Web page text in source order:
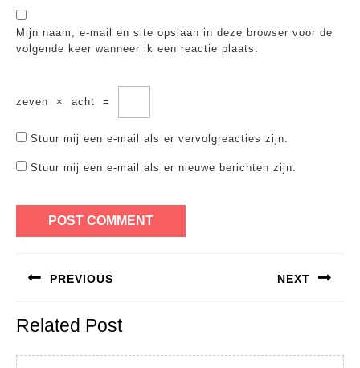
Mijn naam, e-mail en site opslaan in deze browser voor de
volgende keer wanneer ik een reactie plaats.
zeven × acht =
Stuur mij een e-mail als er vervolgreacties zijn.
Stuur mij een e-mail als er nieuwe berichten zijn.
navigatie
PREVIOUS
post:
NEXT
Related Post